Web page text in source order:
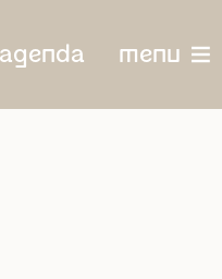
agenda menu